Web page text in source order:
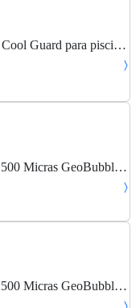
Guard para piscina
Micras GeoBubble
Micras GeoBubble